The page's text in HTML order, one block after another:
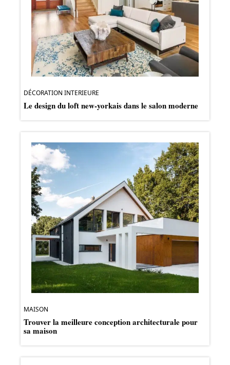
DÉCORATION INTERIEURE
Le design du loft new-yorkais dans le salon moderne
MAISON
Trouver la meilleure conception architecturale pour
sa maison